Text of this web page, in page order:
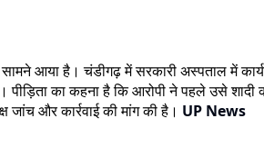
आया है। चंडीगढ़ में सरकारी अस्पताल में
का कहना है कि आरोपी ने पहले उसे शादी
और कार्रवाई की मांग की है। UP News